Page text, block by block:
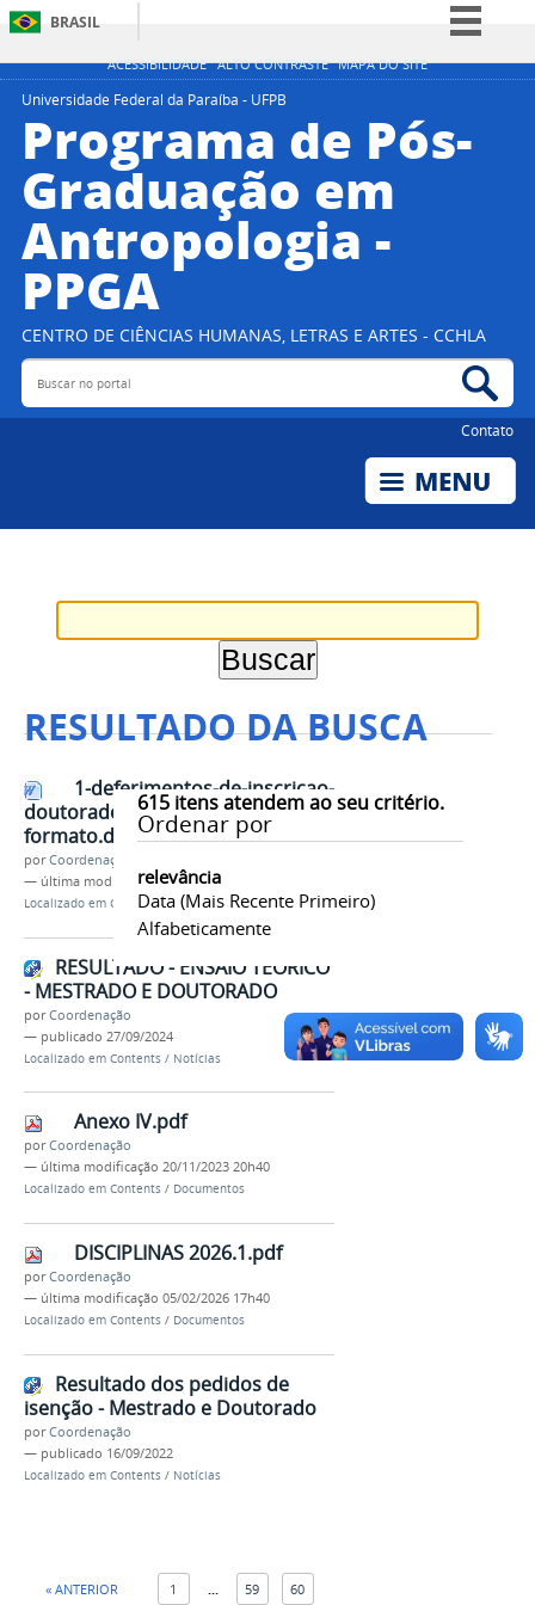
ACESSIBILIDADE ALTO CONTRASTE MAPA DO SITE
BRASIL
Simplifique!
Participe
Legislação
Canais
Universidade Federal da Paraíba - UFPB
Programa de Pós-
Graduação em
Antropologia -
PPGA
CENTRO DE CIÊNCIAS HUMANAS, LETRAS E ARTES - CCHLA
Buscar no portal
Contato
RESULTADO DA BUSCA
615itens atendem ao seu critério.
Ordenar por
relevância
Data (mais Recente Primeiro)
Alfabeticamente
1-deferimentos-de-inscricao-
doutorado - 2024-2025- novo
formato.docx
porCoordenação
— última modificação26/08/2024 16h02
Localizado em Contents /Documentos
RESULTADO - ENSAIO TEÓRICO
- MESTRADO E DOUTORADO
porCoordenação
— publicado 27/09/2024
Localizado em Contents / Notícias
Anexo IV.pdf
porCoordenação
— última modificação 20/11/2023 20h40
Localizado em Contents / Documentos
DISCIPLINAS 2026.1.pdf
porCoordenação
— última modificação 05/02/2026 17h40
Localizado em Contents / Documentos
Resultado dos pedidos de
isenção - Mestrado e Doutorado
porCoordenação
— publicado 16/09/2022
Localizado em Contents / Notícias
« ANTERIOR 1 59 60